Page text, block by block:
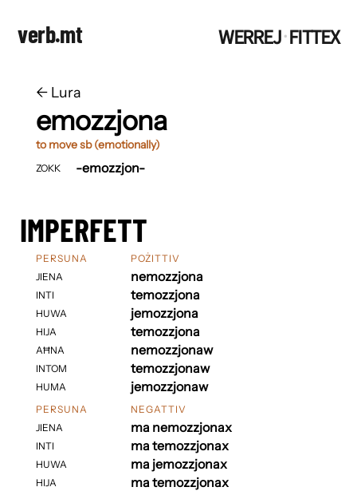
verb.mt WERREJ·FITTEX
← ​​Lura
emozzjona
to move sb (emotionally)
ZOKK -emozzjon-
IMPERFETT
PERSUNA
JIENA
INTI
HUWA
HIJA
AĦNA
INTOM
HUMA
POŻITTIV
nemozzjona
temozzjona
jemozzjona
temozzjona
nemozzjonaw
temozzjonaw
jemozzjonaw
PERSUNA
JIENA
INTI
HUWA
HIJA
NEGATTIV
ma nemozzjonax
ma temozzjonax
ma jemozzjonax
ma temozzjonax